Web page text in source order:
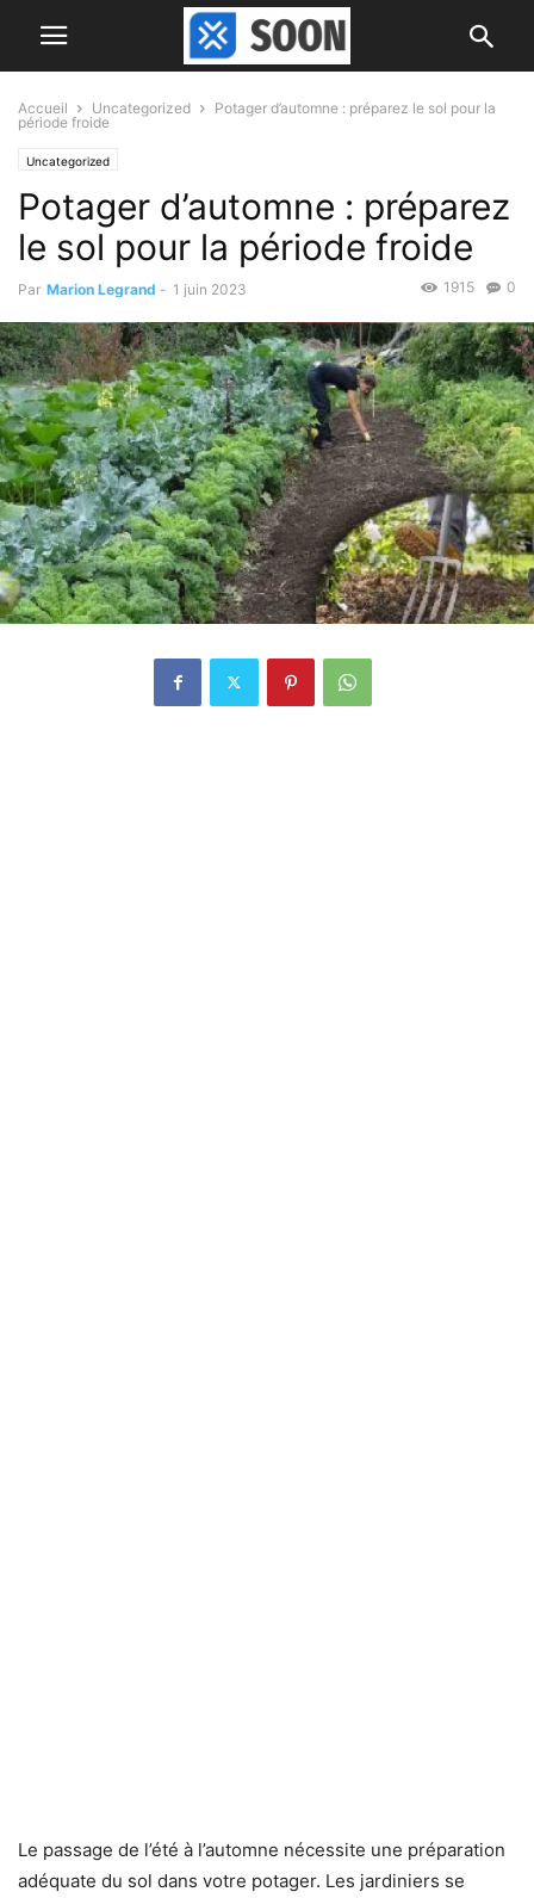
Accueil Uncategorized
Potager d’automne : préparez le sol pour la
période froide
Uncategorized
Potager d’automne : préparez
le sol pour la période froide
Par Marion Legrand - 1 juin 2023 0
1915
Le passage de l’été à l’automne nécessite une préparation
adéquate du sol dans votre potager. Les jardiniers se